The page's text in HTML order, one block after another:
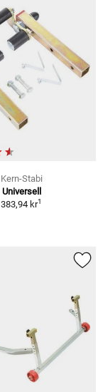
Kern-Stabi
Universell
383,94 kr1